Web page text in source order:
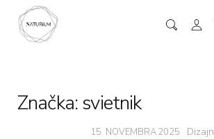
Značka:svietnik
15. NOVEMBRA 2025 Dizajn